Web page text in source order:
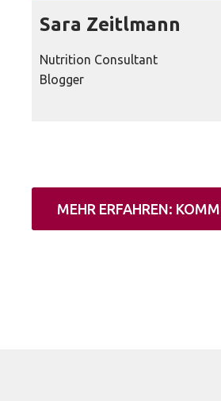
Sara Zeitlmann
Nutrition Consultant
Blogger
MEHR ERFAHREN: